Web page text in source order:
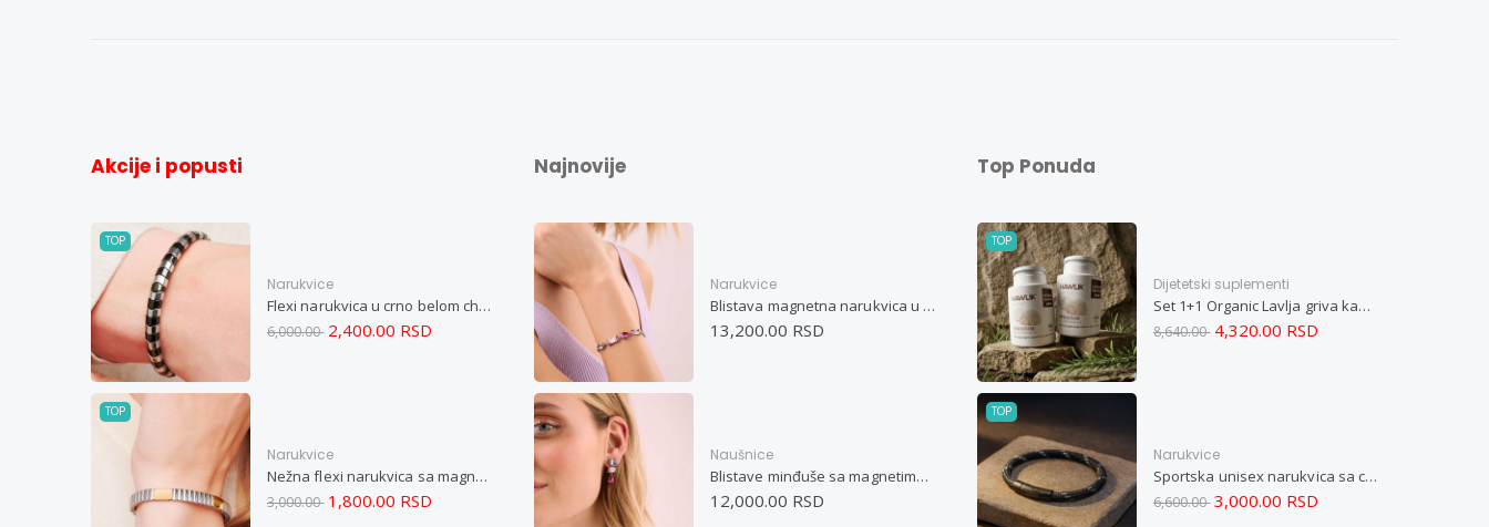
Akcije i popusti
TOP
Narukvice
Flexi narukvica u crno belom chevron dizajnu M
6,000.00 2,400.00 RSD
TOP
Narukvice
Nežna flexi narukvica sa magnetima i elementima u boji zlata i bakrom M
3,000.00 1,800.00 RSD
Najnovije
Narukvice
Blistava magnetna narukvica u pastelnim bojama
13,200.00 RSD
Naušnice
Blistave minđuše sa magnetima u pastelnim bojama
12,000.00 RSD
Top Ponuda
TOP
Dijetetski suplementi
Set 1+1 Organic Lavlja griva kapsule -Hericium ekstrakt 60
8,640.00 4,320.00 RSD
TOP
Narukvice
Sportska unisex narukvica sa crnim zatvaračem od nerđajućeg čelika i magnetom M
6,600.00 3,000.00 RSD